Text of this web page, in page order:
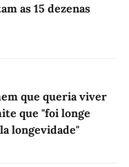
as 15 dezenas
que queria viver
que "foi longe
longevidade"